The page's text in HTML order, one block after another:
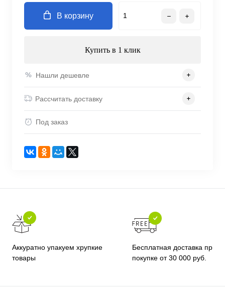
В корзину
Купить в 1 клик
Нашли дешевле
Рассчитать доставку
Под заказ
Аккуратно упакуем хрупкие
товары
Бесплатная доставка при
покупке от 30 000 руб.